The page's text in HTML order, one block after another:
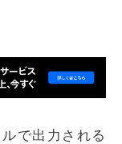
で出力される